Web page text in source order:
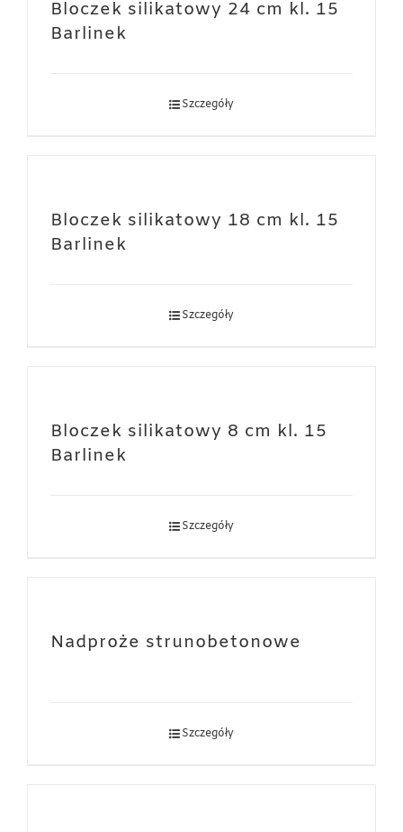
Bloczek silikatowy 24 cm kl. 15
Barlinek
Szczegóły
Bloczek silikatowy 18 cm kl. 15
Barlinek
Szczegóły
Bloczek silikatowy 8 cm kl. 15
Barlinek
Szczegóły
Nadproże strunobetonowe
Szczegóły